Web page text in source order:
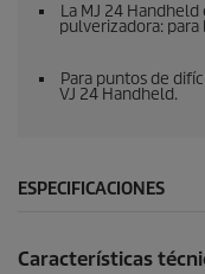
La MJ 24
pulverizadora: para
Para puntos de
VJ 24 Handheld.
ESPECIFICACIONES
Características